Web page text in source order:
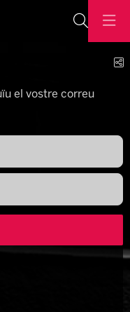
el vostre correu